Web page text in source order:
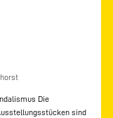
Die
sind